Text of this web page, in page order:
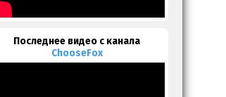
Последнее видео с канала
ChooseFox